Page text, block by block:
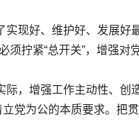
现好、维护好、发展好
须拧紧“总开关”，增强
，增强工作主动性、创
党为公的本质要求。把